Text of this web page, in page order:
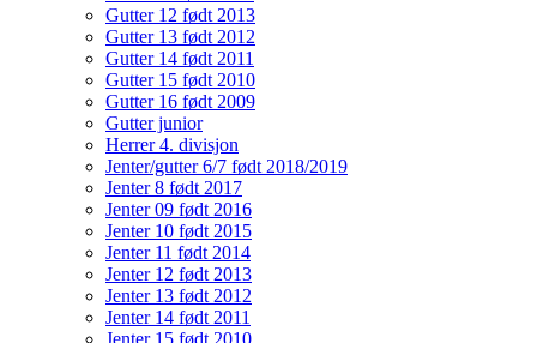
Gutter 12 født 2013
Gutter 13 født 2012
Gutter 14 født 2011
Gutter 15 født 2010
Gutter 16 født 2009
Gutter junior
Herrer 4. divisjon
Jenter/gutter 6/7 født 2018/2019
Jenter 8 født 2017
Jenter 09 født 2016
Jenter 10 født 2015
Jenter 11 født 2014
Jenter 12 født 2013
Jenter 13 født 2012
Jenter 14 født 2011
Jenter 15 født 2010